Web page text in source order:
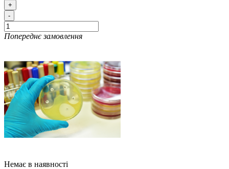
+
-
Попереднє замовлення
Немає в наявності